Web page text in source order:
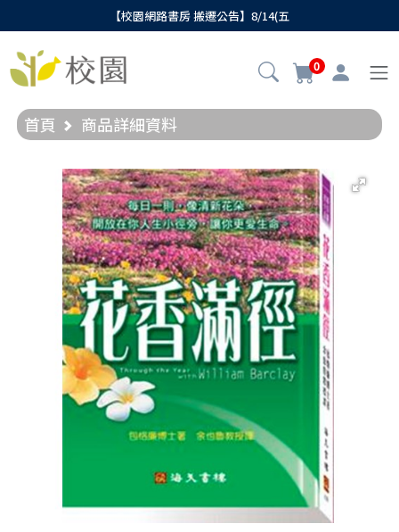
【校園網路書房 搬遷公告】8/14(五
0
首頁 商品詳細資料